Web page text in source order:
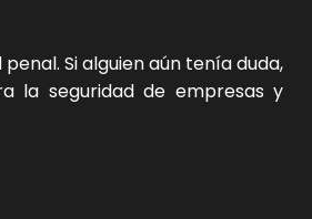
Si alguien aún tenía duda,
la seguridad de empresas y